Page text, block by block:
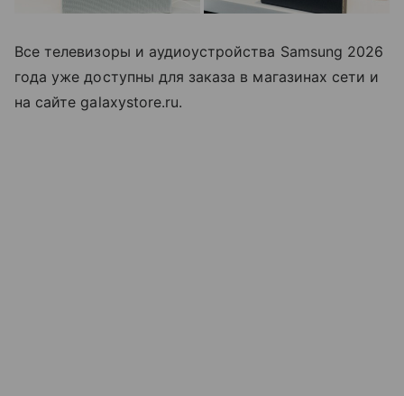
Все телевизоры и аудиоустройства Samsung 2026
года уже доступны для заказа в магазинах сети и
на сайте galaxystore.ru.